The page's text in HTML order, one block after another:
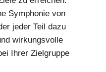
Symphonie von
jeder Teil dazu
wirkungsvolle
Ihrer Zielgruppe